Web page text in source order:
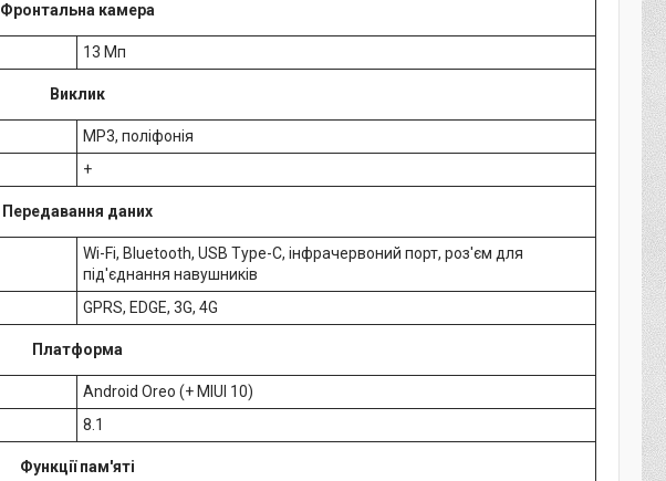
Фронтальна камера
13 Мп
Виклик
MP3, поліфонія
+
Передавання даних
Wi-Fi, Bluetooth, USB Type-C, інфрачервоний порт, роз'єм для
під'єднання навушників
GPRS, EDGE, 3G, 4G
Платформа
Android Oreo (+ MIUI 10)
8.1
Функції пам'яті